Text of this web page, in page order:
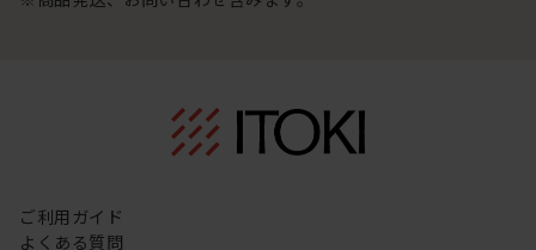
ご利用ガイド
よくある質問